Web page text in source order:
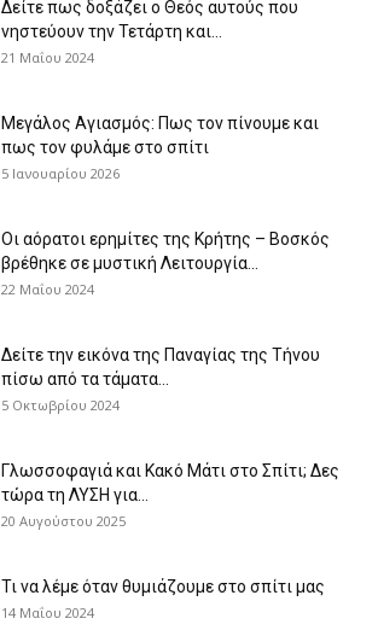
Δείτε πως δοξάζει ο Θεός αυτούς που
νηστεύουν την Τετάρτη και...
21 Μαΐου 2024
Μεγάλος Αγιασμός: Πως τον πίνουμε και
πως τον φυλάμε στο σπίτι
5 Ιανουαρίου 2026
Οι αόρατοι ερημίτες της Κρήτης – Βοσκός
βρέθηκε σε μυστική Λειτουργία...
22 Μαΐου 2024
Δείτε την εικόνα της Παναγίας της Τήνου
πίσω από τα τάματα...
5 Οκτωβρίου 2024
Γλωσσοφαγιά και Κακό Μάτι στο Σπίτι; Δες
τώρα τη ΛΥΣΗ για...
20 Αυγούστου 2025
Τι να λέμε όταν θυμιάζουμε στο σπίτι μας
14 Μαΐου 2024